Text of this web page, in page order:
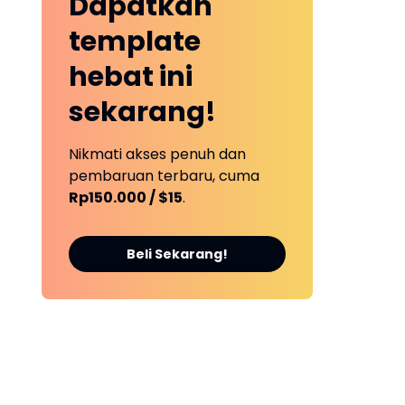
template
hebat ini
sekarang!
Nikmati akses penuh dan
pembaruan terbaru, cuma
Rp150.000 / $15.
Beli Sekarang!